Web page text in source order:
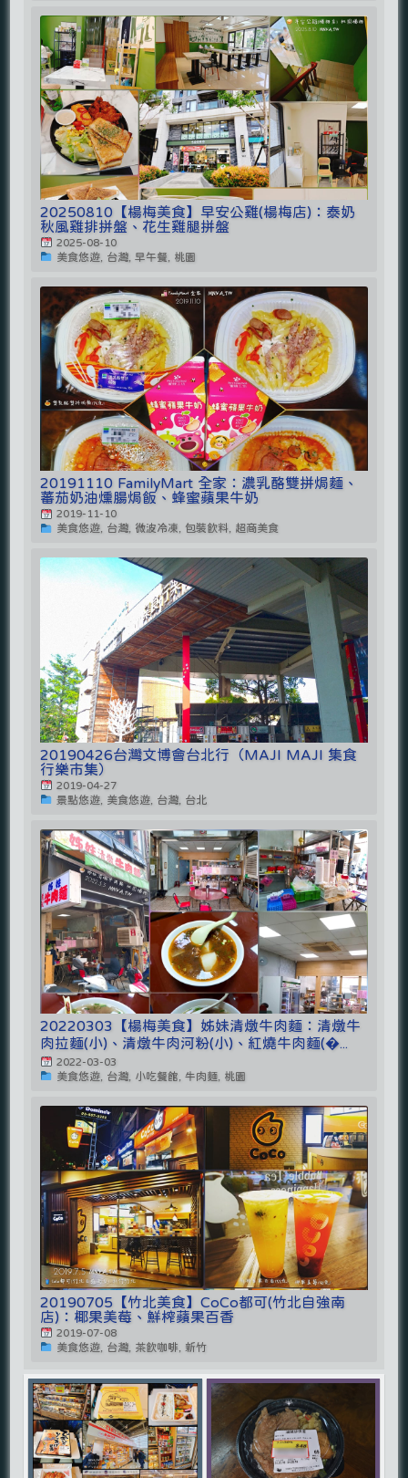
20250810【楊梅美食】早安公雞(楊梅店)：泰奶
秋風雞排拼盤、花生雞腿拼盤
2025-08-10
美食悠遊, 台灣, 早午餐, 桃園
20191110 FamilyMart 全家：濃乳酪雙拼焗麵、
蕃茄奶油燻腸焗飯、蜂蜜蘋果牛奶
2019-11-10
美食悠遊, 台灣, 微波冷凍, 包裝飲料, 超商美食
20190426台灣文博會台北行（MAJI MAJI 集食
行樂市集）
2019-04-27
景點悠遊, 美食悠遊, 台灣, 台北
20220303【楊梅美食】姊妹清燉牛肉麵：清燉牛
肉拉麵(小)、清燉牛肉河粉(小)、紅燒牛肉麵(�...
2022-03-03
美食悠遊, 台灣, 小吃餐館, 牛肉麵, 桃園
20190705【竹北美食】CoCo都可(竹北自強南
店)：椰果美莓、鮮榨蘋果百香
2019-07-08
美食悠遊, 台灣, 茶飲咖啡, 新竹